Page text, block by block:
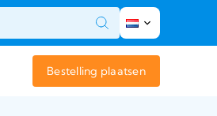
Bestelling plaatsen